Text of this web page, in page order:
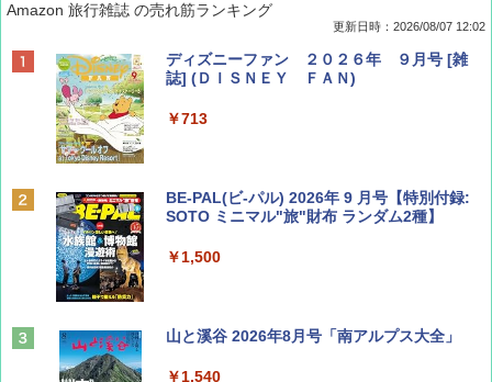
Amazon 旅行雑誌 の売れ筋ランキング
更新日時：2026/08/07 12:02
ディズニーファン ２０２６年 ９月号 [雑
誌] (ＤＩＳＮＥＹ ＦＡＮ)
￥713
BE-PAL(ビ-パル) 2026年 9 月号【特別付録:
SOTO ミニマル"旅"財布 ランダム2種】
￥1,500
山と溪谷 2026年8月号「南アルプス大全」
￥1,540